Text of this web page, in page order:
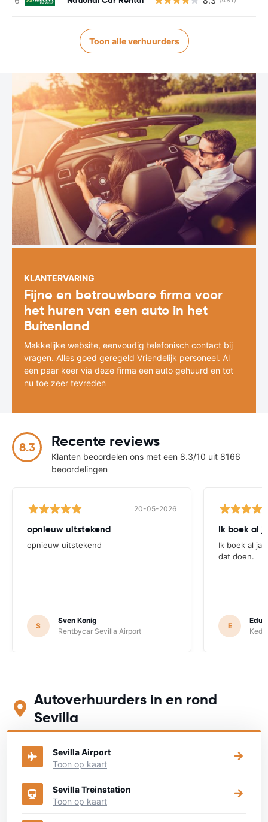
Toon alle verhuurders
KLANTERVARING
Fijne en betrouwbare firma voor
het huren van een auto in het
Buitenland
Makkelijke website, eenvoudig telefonisch contact bij
vragen. Alles goed geregeld Vriendelijk personeel. Al
een paar keer via deze firma een auto gehuurd en tot
nu toe zeer tevreden
8.3 Recente reviews
Klanten beoordelen ons met een 8.3/10 uit 8166
beoordelingen
20-05-2026
opnieuw uitstekend
opnieuw uitstekend
S
Sven Konig
Rentbycar Sevilla Airport
Ik boek al
Ik boek al
dat doen.
E
Autoverhuurders in en rond
Sevilla
Sevilla Airport
Toon op kaart
Sevilla Treinstation
Toon op kaart